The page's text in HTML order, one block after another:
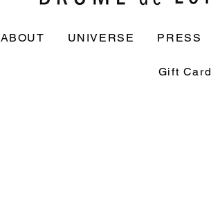
ABOUT UNIVERSE PRESS
Gift Card